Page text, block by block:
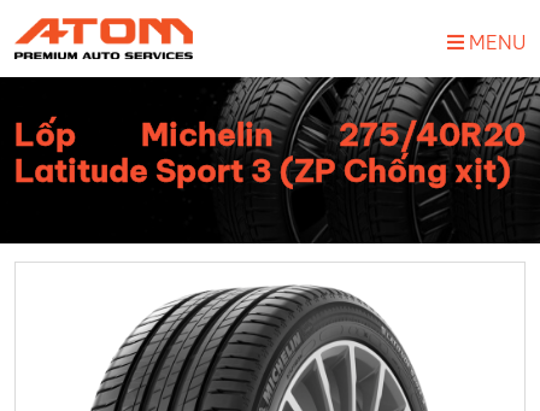
MENU
Lốp Michelin 275/40R20
Latitude Sport 3 (ZP Chống xịt)